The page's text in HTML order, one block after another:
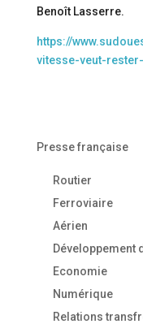
Benoît Lasserre.
https://
vitesse-veut-
Presse française
Routier
Ferroviaire
Aérien
Développement
Economie
Numérique
Relations